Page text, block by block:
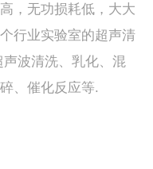
，无功损耗低，大大
行业实验室的超声清
波清洗、乳化、混
、催化反应等.